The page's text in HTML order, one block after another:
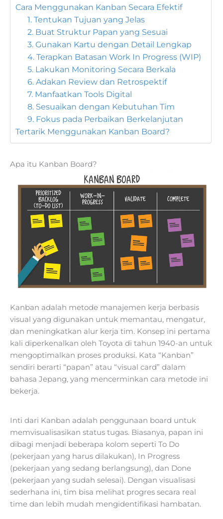
Cara Menggunakan Kanban Secara Efektif
1. Tentukan Tujuan yang Jelas
2. Buat Struktur Papan yang Sesuai
3. Gunakan Kartu dengan Detail Lengkap
4. Terapkan Batasan Work In Progress (WIP)
5. Lakukan Monitoring Secara Berkala
6. Adakan Review dan Retrospektif
7. Manfaatkan Tools Digital
8. Sesuaikan dengan Kebutuhan Tim
9. Fokus pada Perbaikan Berkelanjutan
Tertarik Menggunakan Kanban Board?
Apa itu Kanban Board?
Kanban adalah metode manajemen kerja berbasis
visual yang digunakan untuk memantau, mengatur,
dan meningkatkan alur kerja tim. Konsep ini pertama
kali diperkenalkan oleh Toyota di tahun 1940-an untuk
mengoptimalkan proses produksi. Kata “Kanban”
sendiri berarti “papan” atau “visual card” dalam
bahasa Jepang, yang mencerminkan cara metode ini
bekerja.
Inti dari Kanban adalah penggunaan board untuk
memvisualisasikan status tugas. Biasanya, papan ini
dibagi menjadi beberapa kolom seperti To Do
(pekerjaan yang harus dilakukan), In Progress
(pekerjaan yang sedang berlangsung), dan Done
(pekerjaan yang sudah selesai). Dengan visualisasi
sederhana ini, tim bisa melihat progres secara real
time dan lebih mudah mengidentifikasi hambatan.